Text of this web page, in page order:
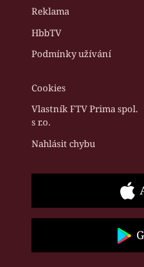
Reklama
HbbTV
Podmínky užívání
Cookies
Vlastník FTV Prima spol.
s r.o.
Nahlásit chybu